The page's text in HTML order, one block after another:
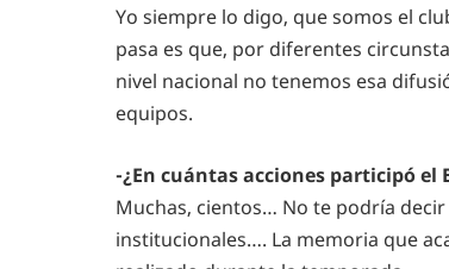
Yo siempre lo digo, que somos el
pasa es que, por diferentes
nivel nacional no tenemos esa
equipos.
-¿En cuántas acciones participó
Muchas, cientos… No te podría
institucionales…. La memoria que